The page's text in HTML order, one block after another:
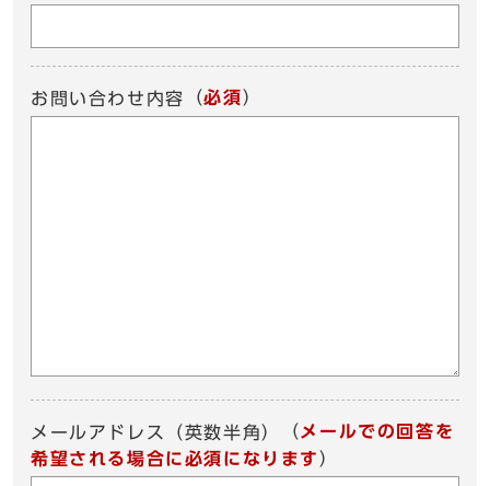
お問い合わせ内容 （必須）
メールアドレス（英数半角） （ メールでの回答を
希望される場合に必須になります ）